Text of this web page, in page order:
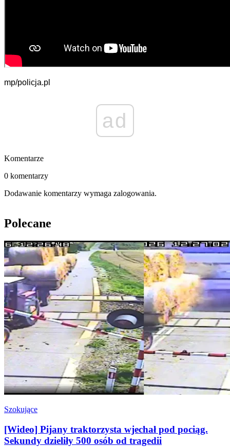
mp/policja.pl
ad
Komentarze
0 komentarzy
Dodawanie komentarzy wymaga zalogowania.
Polecane
Szokujące
[Wideo] Pijany traktorzysta wjechał pod pociąg.
Sekundy dzieliły 500 osób od tragedii